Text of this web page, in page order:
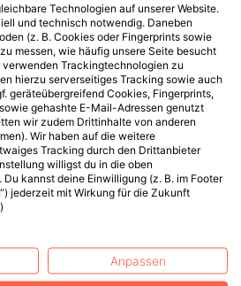
Technologien auf unserer Website.
und technisch notwendig. Daneben
(z. B. Cookies oder Fingerprints sowie
messen, wie häufig unsere Seite besucht
Trackingtechnologien zu
hierzu serverseitiges Tracking sowie auch
geräteübergreifend Cookies, Fingerprints,
gehashte E-Mail-Adressen genutzt
wir zudem Drittinhalte von anderen
Wir haben auf die weitere
Tracking durch den Drittanbieter
willigst du in die oben
kannst deine Einwilligung (z. B. im Footer
jederzeit mit Wirkung für die Zukunft
)
Anpassen